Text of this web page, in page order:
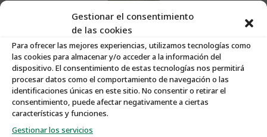
Gestionar el consentimiento
de las cookies
Para ofrecer las mejores experiencias, utilizamos tecnologías como
las cookies para almacenar y/o acceder a la información del
dispositivo. El consentimiento de estas tecnologías nos permitirá
procesar datos como el comportamiento de navegación o las
identificaciones únicas en este sitio. No consentir o retirar el
consentimiento, puede afectar negativamente a ciertas
características y funciones.
Gestionar los servicios
Características:
Nº de Propiedad